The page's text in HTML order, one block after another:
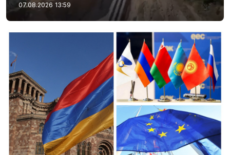
07.08.2026 13:59